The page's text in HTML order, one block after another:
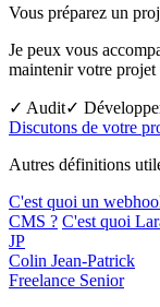
Vous préparez un
Je peux vous
maintenir votre
✓ Audit✓
Discutons de votre
Autres définitions
C'est quoi un
CMS ? C'est quoi
JP
Colin Jean-Patrick
Freelance Senior